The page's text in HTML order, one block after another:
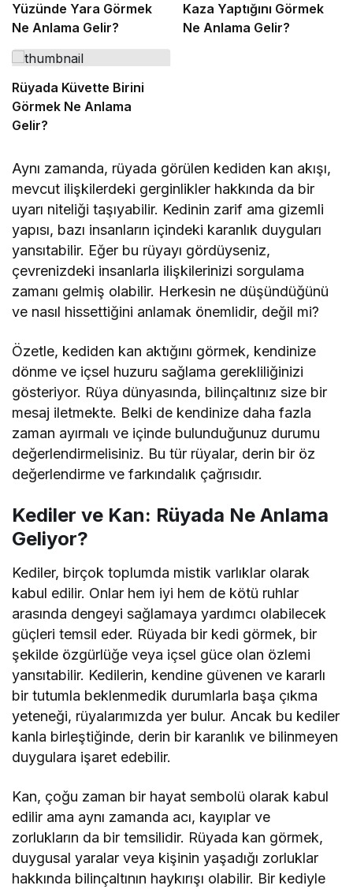
Yüzünde Yara Görmek
Ne Anlama Gelir?
Kaza Yaptığını Görmek
Ne Anlama Gelir?
Rüyada Küvette Birini
Görmek Ne Anlama
Gelir?
Aynı zamanda, rüyada görülen kediden kan akışı,
mevcut ilişkilerdeki gerginlikler hakkında da bir
uyarı niteliği taşıyabilir. Kedinin zarif ama gizemli
yapısı, bazı insanların içindeki karanlık duyguları
yansıtabilir. Eğer bu rüyayı gördüyseniz,
çevrenizdeki insanlarla ilişkilerinizi sorgulama
zamanı gelmiş olabilir. Herkesin ne düşündüğünü
ve nasıl hissettiğini anlamak önemlidir, değil mi?
Özetle, kediden kan aktığını görmek, kendinize
dönme ve içsel huzuru sağlama gerekliliğinizi
gösteriyor. Rüya dünyasında, bilinçaltınız size bir
mesaj iletmekte. Belki de kendinize daha fazla
zaman ayırmalı ve içinde bulunduğunuz durumu
değerlendirmelisiniz. Bu tür rüyalar, derin bir öz
değerlendirme ve farkındalık çağrısıdır.
Kediler ve Kan: Rüyada Ne Anlama
Geliyor?
Kediler, birçok toplumda mistik varlıklar olarak
kabul edilir. Onlar hem iyi hem de kötü ruhlar
arasında dengeyi sağlamaya yardımcı olabilecek
güçleri temsil eder. Rüyada bir kedi görmek, bir
şekilde özgürlüğe veya içsel güce olan özlemi
yansıtabilir. Kedilerin, kendine güvenen ve kararlı
bir tutumla beklenmedik durumlarla başa çıkma
yeteneği, rüyalarımızda yer bulur. Ancak bu kediler
kanla birleştiğinde, derin bir karanlık ve bilinmeyen
duygulara işaret edebilir.
Kan, çoğu zaman bir hayat sembolü olarak kabul
edilir ama aynı zamanda acı, kayıplar ve
zorlukların da bir temsilidir. Rüyada kan görmek,
duygusal yaralar veya kişinin yaşadığı zorluklar
hakkında bilinçaltının haykırışı olabilir. Bir kediyle